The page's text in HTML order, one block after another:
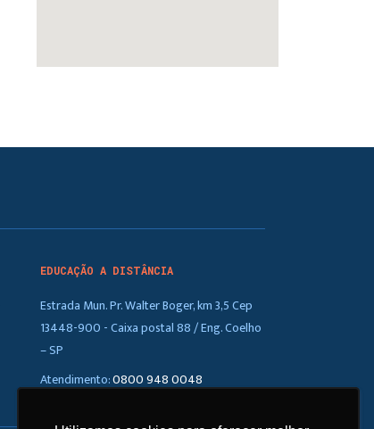
EDUCAÇÃO A DISTÂNCIA
Estrada Mun. Pr. Walter Boger, km 3,5 Cep
13448-900 - Caixa postal 88 / Eng. Coelho
– SP
Atendimento:0800 948 0048